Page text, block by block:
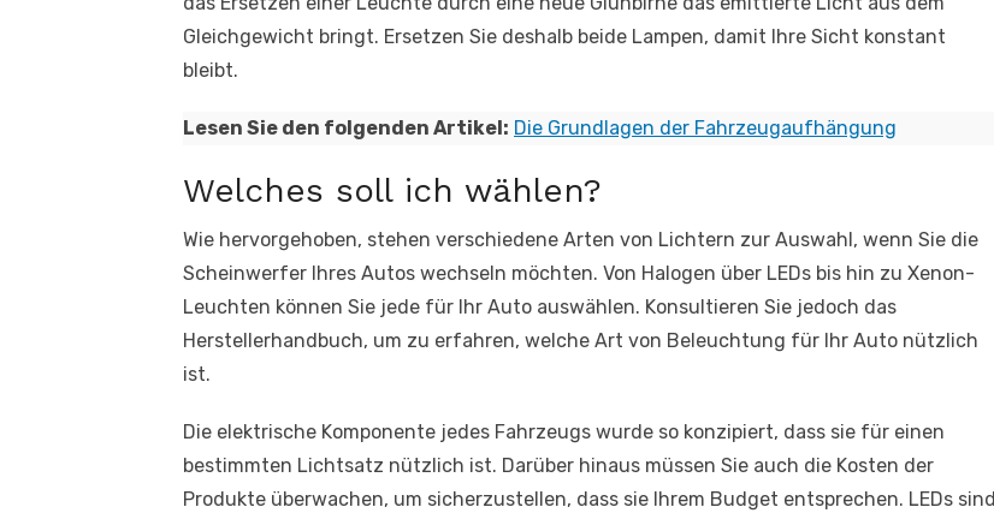
Gleichgewicht bringt. Ersetzen Sie deshalb beide Lampen, damit Ihre Sicht konstant
bleibt.
Lesen Sie den folgenden Artikel: Die Grundlagen der Fahrzeugaufhängung
Welches soll ich wählen?
Wie hervorgehoben, stehen verschiedene Arten von Lichtern zur Auswahl, wenn Sie die
Scheinwerfer Ihres Autos wechseln möchten. Von Halogen über LEDs bis hin zu Xenon-
Leuchten können Sie jede für Ihr Auto auswählen. Konsultieren Sie jedoch das
Herstellerhandbuch, um zu erfahren, welche Art von Beleuchtung für Ihr Auto nützlich
ist.
Die elektrische Komponente jedes Fahrzeugs wurde so konzipiert, dass sie für einen
bestimmten Lichtsatz nützlich ist. Darüber hinaus müssen Sie auch die Kosten der
Produkte überwachen, um sicherzustellen, dass sie Ihrem Budget entsprechen. LEDs sind